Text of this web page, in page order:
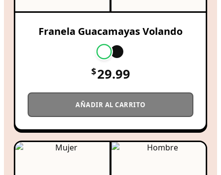
Franela Guacamayas Volando
$29.99
AÑADIR AL CARRITO